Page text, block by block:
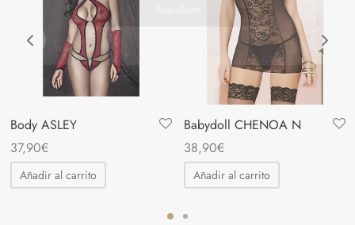
Acepto política de privacidad
Body ASLEY
37,90€
Añadir al carrito
Babydoll CHENOA N
38,90€
Añadir al carrito